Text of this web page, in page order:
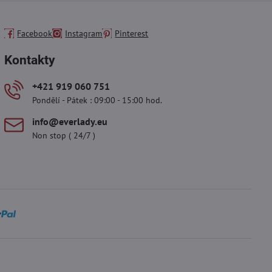
Facebook Instagram Pinterest
Kontakty
+421 919 060 751
Pondělí - Pátek : 09:00 - 15:00 hod.
info​@everlady​.eu
Non stop ( 24/7 )